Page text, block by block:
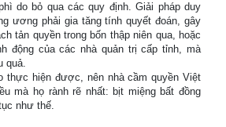
do bỏ qua các quy định. Giải pháp duy
ương phải gia tăng tính quyết đoán, gây
tản quyền trong bốn thập niên qua, hoặc
động của các nhà quản trị cấp tỉnh, mà
quả.
thực hiện được, nên nhà cầm quyền Việt
mà họ rành rẽ nhất: bịt miệng bất đồng
như thế.